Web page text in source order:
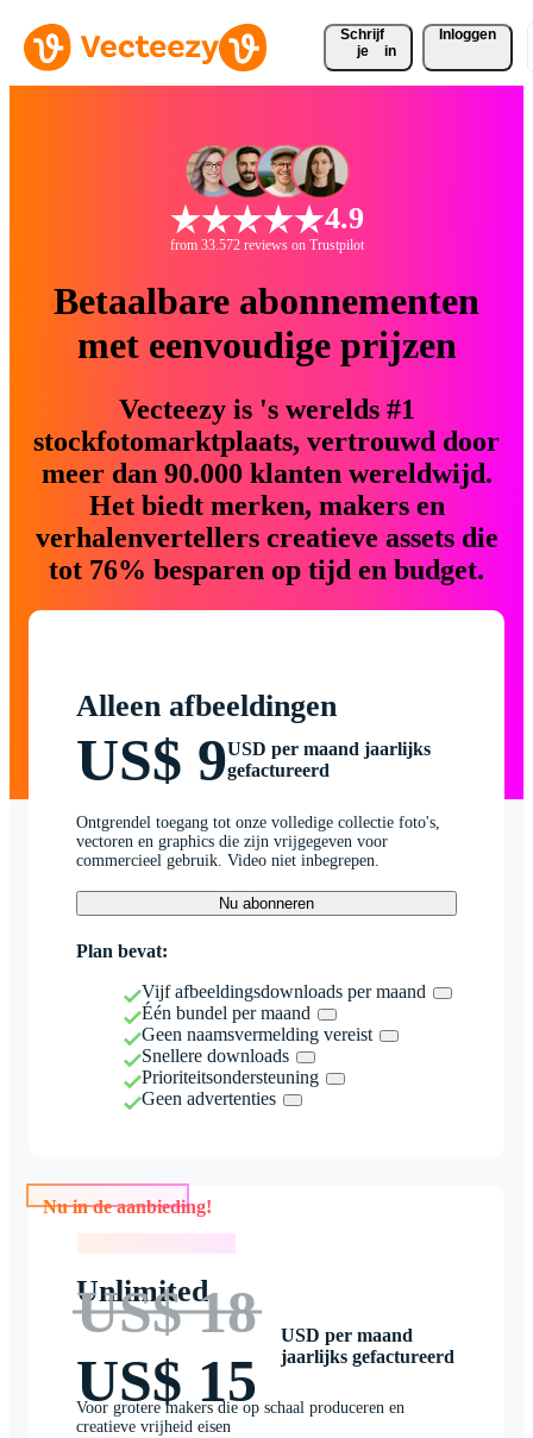
Schrijf
je
in
Inloggen
4.9
from 33.572 reviews on Trustpilot
Betaalbare abonnementen
met eenvoudige prijzen
Vecteezy is 's werelds #1
stockfotomarktplaats, vertrouwd door
meer dan 90.000 klanten wereldwijd.
Het biedt merken, makers en
verhalenvertellers creatieve assets die
tot 76% besparen op tijd en budget.
Alleen afbeeldingen
US$ 9USD per maand jaarlijks
gefactureerd
Ontgrendel toegang tot onze volledige collectie foto's,
vectoren en graphics die zijn vrijgegeven voor
commercieel gebruik. Video niet inbegrepen.
Nu abonneren
Plan bevat:
Vijf afbeeldingsdownloads per maand
Één bundel per maand
Geen naamsvermelding vereist
Snellere downloads
Prioriteitsondersteuning
Geen advertenties
Nu in de aanbieding!
Unlimited
US$ 18
US$ 15
USD per maand
jaarlijks gefactureerd
Voor grotere makers die op schaal produceren en
creatieve vrijheid eisen